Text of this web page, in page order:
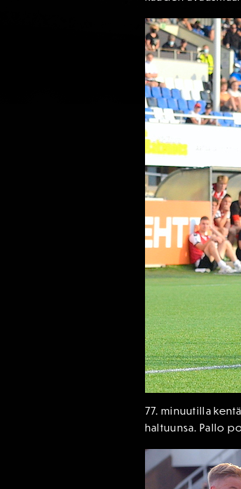
77. minuutilla
haltuunsa. Pallo